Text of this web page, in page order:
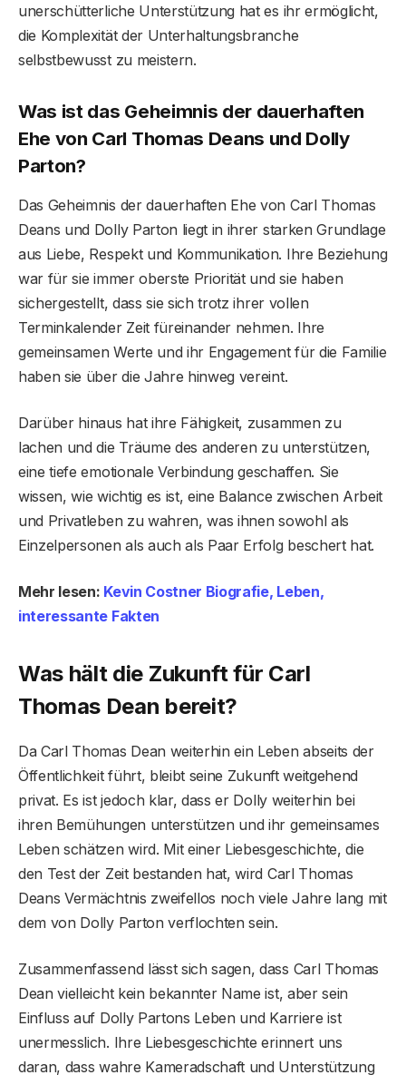
unerschütterliche Unterstützung hat es ihr ermöglicht,
die Komplexität der Unterhaltungsbranche
selbstbewusst zu meistern.
Was ist das Geheimnis der dauerhaften
Ehe von Carl Thomas Deans und Dolly
Parton?
Das Geheimnis der dauerhaften Ehe von Carl Thomas
Deans und Dolly Parton liegt in ihrer starken Grundlage
aus Liebe, Respekt und Kommunikation. Ihre Beziehung
war für sie immer oberste Priorität und sie haben
sichergestellt, dass sie sich trotz ihrer vollen
Terminkalender Zeit füreinander nehmen. Ihre
gemeinsamen Werte und ihr Engagement für die Familie
haben sie über die Jahre hinweg vereint.
Darüber hinaus hat ihre Fähigkeit, zusammen zu
lachen und die Träume des anderen zu unterstützen,
eine tiefe emotionale Verbindung geschaffen. Sie
wissen, wie wichtig es ist, eine Balance zwischen Arbeit
und Privatleben zu wahren, was ihnen sowohl als
Einzelpersonen als auch als Paar Erfolg beschert hat.
Mehr lesen: Kevin Costner Biografie, Leben,
interessante Fakten
Was hält die Zukunft für Carl
Thomas Dean bereit?
Da Carl Thomas Dean weiterhin ein Leben abseits der
Öffentlichkeit führt, bleibt seine Zukunft weitgehend
privat. Es ist jedoch klar, dass er Dolly weiterhin bei
ihren Bemühungen unterstützen und ihr gemeinsames
Leben schätzen wird. Mit einer Liebesgeschichte, die
den Test der Zeit bestanden hat, wird Carl Thomas
Deans Vermächtnis zweifellos noch viele Jahre lang mit
dem von Dolly Parton verflochten sein.
Zusammenfassend lässt sich sagen, dass Carl Thomas
Dean vielleicht kein bekannter Name ist, aber sein
Einfluss auf Dolly Partons Leben und Karriere ist
unermesslich. Ihre Liebesgeschichte erinnert uns
daran, dass wahre Kameradschaft und Unterstützung